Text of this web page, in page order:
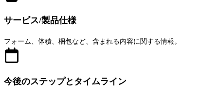
サービス/製品仕様
フォーム、体積、梱包など、含まれる内容に関する情報。
今後のステップとタイムライン